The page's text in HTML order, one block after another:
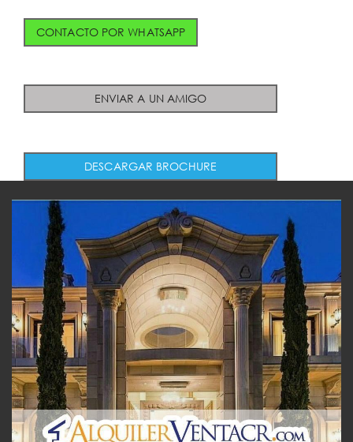
CONTACTO POR WHATSAPP
ENVIAR A UN AMIGO
DESCARGAR BROCHURE